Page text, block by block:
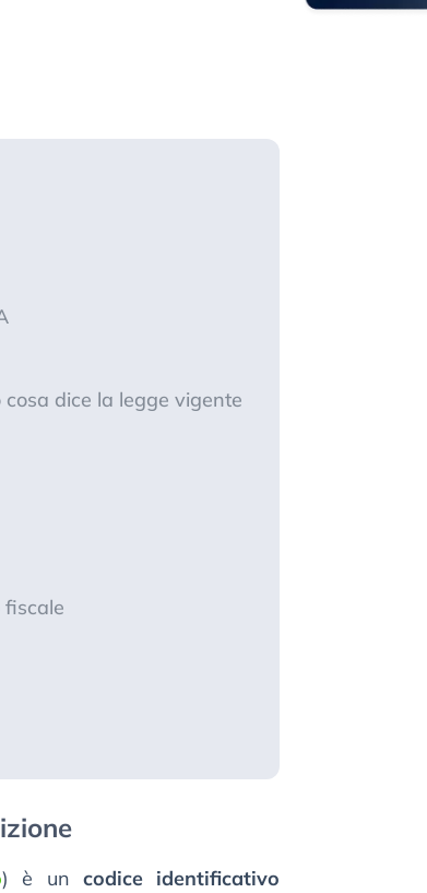
dice la legge vigente
fiscale
) è un codice identificativo